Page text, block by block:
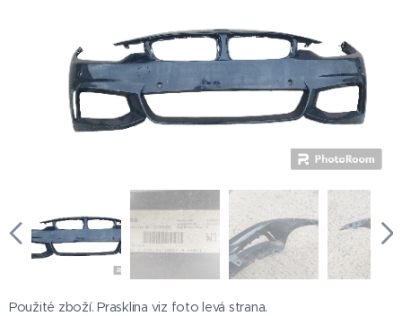
Použité zboží. Prasklina viz foto levá strana.